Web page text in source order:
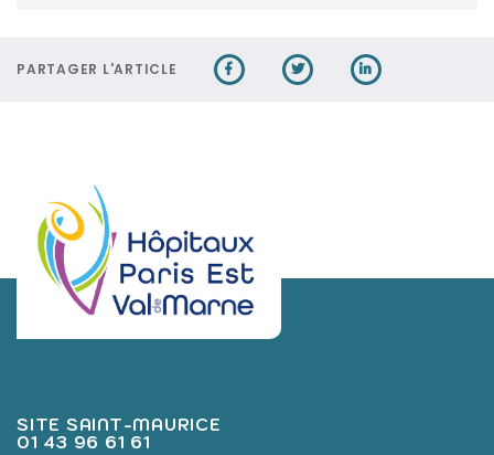
PARTAGER L'ARTICLE
SITE SAINT-MAURICE
01 43 96 61 61